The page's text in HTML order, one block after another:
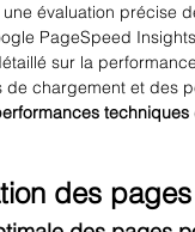
une évaluation précise
PageSpeed
sur la
chargement et des
techniques
des